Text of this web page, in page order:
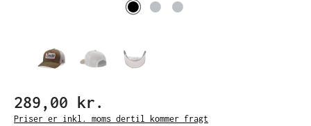
289,00 kr.
Priser er inkl. moms dertil kommer fragt